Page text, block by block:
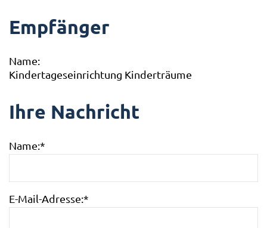
Empfänger
Name:
Kindertageseinrichtung Kinderträume
Ihre Nachricht
Name:*
E-Mail-Adresse:*